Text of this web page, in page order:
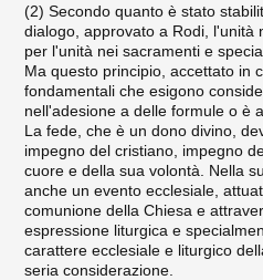
(2) Secondo quanto è stato
dialogo, approvato a Rodi, l'unità
per l'unità nei sacramenti e
Ma questo principio, accettato in
fon­damentali che esigono
nell'a­desione a delle formule o è
La fede, che è un dono divino,
impegno del cristiano, impegno
cuore e della sua volontà. Nella
anche un evento eccle­siale,
comunione della Chiesa e
espressione liturgica e
carattere ecclesiale e liturgico
seria considerazione.